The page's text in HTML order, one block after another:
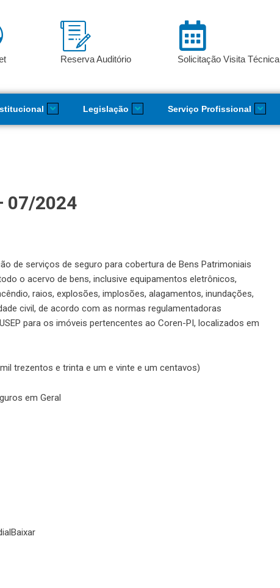
Reserva Auditório Solicitação Visita Técnica
Legislação Serviço Profissional
07/2024
de serviços de seguro para cobertura de Bens Patrimoniais
o acervo de bens, inclusive equipamentos eletrônicos,
raios, explosões, implosões, alagamentos, inundações,
civil, de acordo com as normas regulamentadoras
para os imóveis pertencentes ao Coren-PI, localizados em
mil trezentos e trinta e um e vinte e um centavos)
em Geral
Baixar